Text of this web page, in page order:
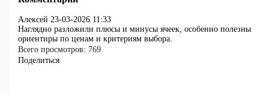
Алексей 23-03-2026 11:33
Наглядно разложили плюсы и минусы ячеек, особенно полезны
ориентиры по ценам и критериям выбора.
Всего просмотров: 769
Поделиться